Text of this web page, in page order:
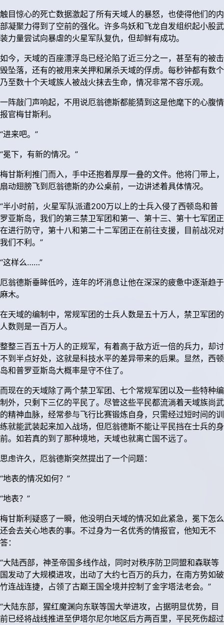
触目惊心的死亡数据激起了所有天域人的暴怒，也使得他们的内
部凝聚力得到了空前的强化。许多鸟妖和飞龙自发组织起小股武
装力量尝试向暴虐的火星军队复仇，但却鲜有成功。
如今，天域的百座漂浮岛已经沦陷了近三分之一，甚至有的被击
毁坠落，还有的被用来关押和屠杀天域的俘虏。每秒钟都有数个
乃至数十个天域族人被战火抹去生命，情况非常不容乐观。
一阵敲门声响起，不用说厄翁德斯都能猜到这是他麾下的心腹情
报官梅甘斯利。
“进来吧。”
“冕下，有新的情况。”
梅甘斯利推门而入，手中还抱着厚厚一叠的文件。他将门带上，
扇动翅膀飞到厄翁德斯的办公桌前，一边讲述着具体情况。
“半小时前，火星军队派遣200万以上的士兵入侵了西顿岛和普
罗亚斯岛，我们的第三禁卫军团和第一、第十三、第十七军团正
在进行防守，第十八和第二十二军团正在前往支援，目前战况对
我们不利。”
“这样么……”
厄翁德斯垂眸低吟，连年的坏消息让他在深深的疲惫中逐渐趋于
麻木。
在天域的编制中，常规军团的士兵人数是五十万人，禁卫军团的
人数则是一百万人。
整整三百五十万人的正规军，有着高于敌方近一倍的兵力，却讨
不到半点好处，这就是科技水平的差异带来的后果。显然，西顿
岛和普罗亚斯岛大概率是守不住了。
而现在的天域除了两个禁卫军团、七个常规军团以及一些特种编
制外，只剩下三亿的平民了。尽管这些平民都流淌着天域族尚武
的精神血脉，经常参与飞行比赛锻炼自身，只需经过短时间的训
练就能武装起来加入战场，但厄翁德斯不能让平民挡在士兵的身
前。如若真的到了那种境地，天域也就离亡国不远了。
思虑许久，厄翁德斯突然提出了一个问题：
“地表的情况如何？”
“地表？”
梅甘斯利疑惑了一瞬，他没明白天域的情况如此紧急，冕下怎么
还会去关心地表的事。不过身为一名优秀的情报官，他知无不
答：
“大陆西部，神圣帝国多线作战，同时对秩序防卫同盟和森联等
国发动了大规模进攻，出动了大约七百万的兵力，在南方势如破
竹连战连捷，占领了古巅王国全境并控制了金字塔法老会。”
“大陆东部，猩红魔渊向东联等国大举进攻，占据明显优势，目
前已经将战线推进至伊塔尔尼尔地区后方两百里，平民死伤超过